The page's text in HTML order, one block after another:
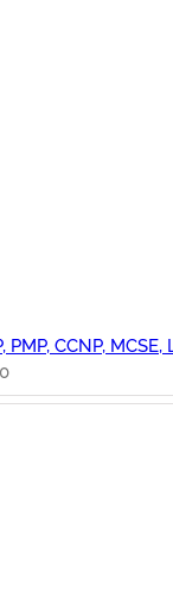
PMP, CCNP, MCSE,